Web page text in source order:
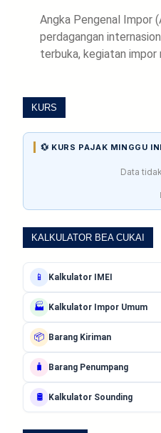
Angka Pengenal Impor
perdagangan
terbuka, kegiatan impor
KURS
💱 KURS PAJAK MINGGU INI
Data
KALKULATOR BEA CUKAI
📱 Kalkulator IMEI
🏭 Kalkulator Impor Umum
📦 Barang Kiriman
🧳 Barang Penumpang
🛢️ Kalkulator Sounding